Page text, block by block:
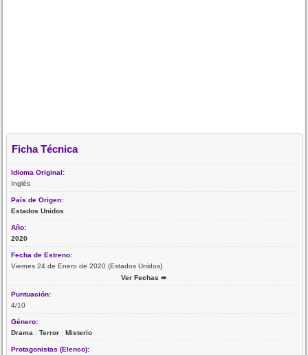
Ficha Técnica
Idioma Original:
Inglés
País de Origen:
Estados Unidos
Año:
2020
Fecha de Estreno:
Viernes 24 de Enero de 2020 (Estados Unidos)
Ver Fechas ➨
Puntuación:
4/10
Género:
Drama |Terror |Misterio
Protagonistas (Elenco):